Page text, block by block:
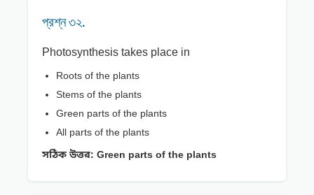
প্রশ্ন ৩২.
Photosynthesis takes place in
Roots of the plants
Stems of the plants
Green parts of the plants
All parts of the plants
সঠিক উত্তর: Green parts of the plants